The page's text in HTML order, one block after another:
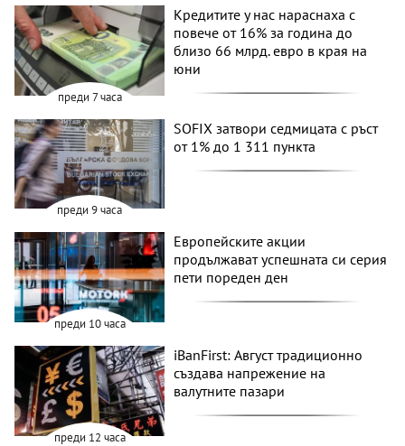
преди 7 часа
Кредитите у нас нараснаха с
повече от 16% за година до
близо 66 млрд. евро в края на
юни
преди 9 часа
SOFIX затвори седмицата с ръст
от 1% до 1 311 пункта
преди 10 часа
Европейските акции
продължават успешната си серия
пети пореден ден
преди 12 часа
iBanFirst: Август традиционно
създава напрежение на
валутните пазари